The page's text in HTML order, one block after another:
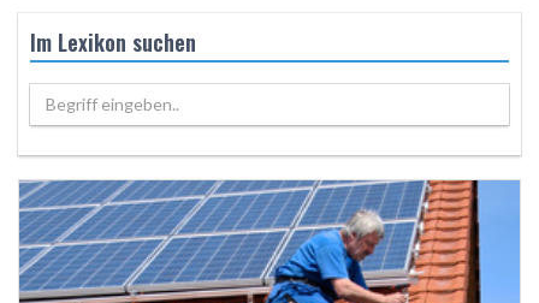
Im Lexikon suchen
Begriff eingeben..